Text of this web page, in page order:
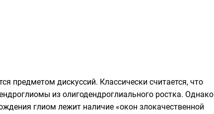
предметом дискуссий. Классически считается, что
из олигодендроглиального ростка. Однако
глиом лежит наличие «окон злокачественной